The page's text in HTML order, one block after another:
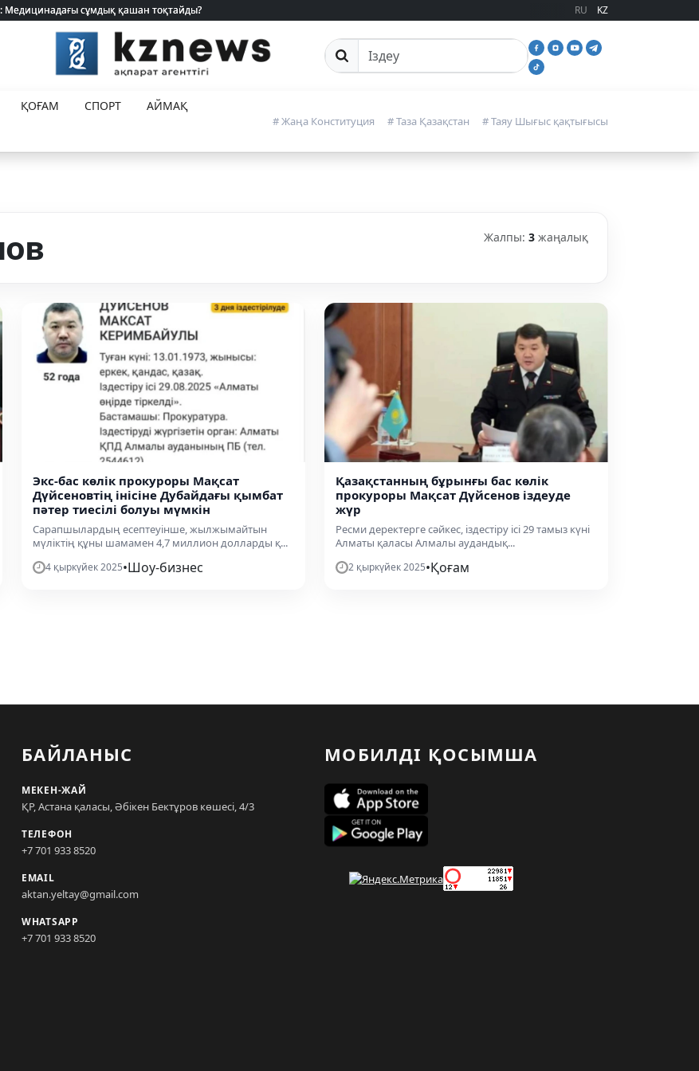
Медицинадағы сұмдық қашан тоқтайды?
Медицинадағы сұмдық қашан тоқтайды? RU KZ
Сайттан іздеу
ҚОҒАМ СПОРТ
АЙМАҚ
# Жаңа Конституция # Таза Қазақстан # Таяу Шығыс қақтығысы
Жалпы: 3 жаңалық
Экс-бас көлік прокуроры Мақсат
Дүйсеновтің інісіне Дубайдағы қымбат
пәтер тиесілі болуы мүмкін
Сарапшылардың есептеуінше, жылжымайтын
мүліктің құны шамамен 4,7 миллион долларды қ...
4 қыркүйек 2025•Шоу-бизнес
Қазақстанның бұрынғы бас көлік
прокуроры Мақсат Дүйсенов іздеуде
жүр
Ресми деректерге сәйкес, іздестіру ісі 29 тамыз күні
Алматы қаласы Алмалы аудандық...
2 қыркүйек 2025•Қоғам
БАЙЛАНЫС
МЕКЕН-ЖАЙ
ҚР, Астана қаласы, Әбікен Бектұров көшесі, 4/3
ТЕЛЕФОН
+7 701 933 8520
EMAIL
aktan.yeltay@gmail.com
WHATSAPP
+7 701 933 8520
МОБИЛДІ ҚОСЫМША